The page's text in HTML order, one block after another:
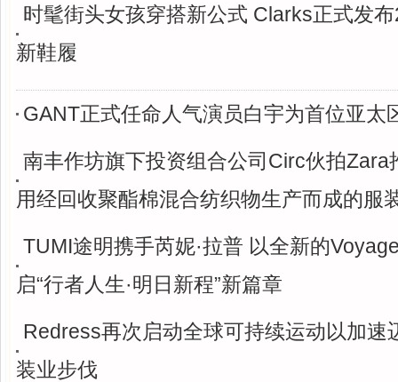
时髦街头女孩穿搭新公式 Clarks正式发
新鞋履
GANT正式任命人气演员白宇为首位亚太
南丰作坊旗下投资组合公司Circ伙拍Zara
用经回收聚酯棉混合纺织物生产而成的服
TUMI途明携手芮妮·拉普 以全新的
启“行者人生·明日新程”新篇章
Redress再次启动全球可持续运动以加速
装业步伐